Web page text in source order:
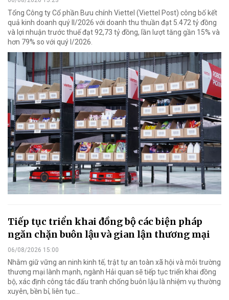
Tổng Công ty Cổ phần Bưu chính Viettel (Viettel Post) công bố kết
quả kinh doanh quý II/2026 với doanh thu thuần đạt 5.472 tỷ đồng
và lợi nhuận trước thuế đạt 92,73 tỷ đồng, lần lượt tăng gần 15% và
hơn 79% so với quý I/2026.
Tiếp tục triển khai đồng bộ các biện pháp
ngăn chặn buôn lậu và gian lận thương mại
06/08/2026 15:00
Nhằm giữ vững an ninh kinh tế, trật tự an toàn xã hội và môi trường
thương mại lành mạnh, ngành Hải quan sẽ tiếp tục triển khai đồng
bộ, xác định công tác đấu tranh chống buôn lậu là nhiệm vụ thường
xuyên, bền bỉ, liên tục…